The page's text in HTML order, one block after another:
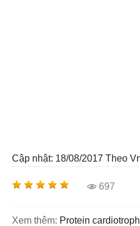
Cập nhật: 18/08/2017 Theo
697
Xem thêm: Protein